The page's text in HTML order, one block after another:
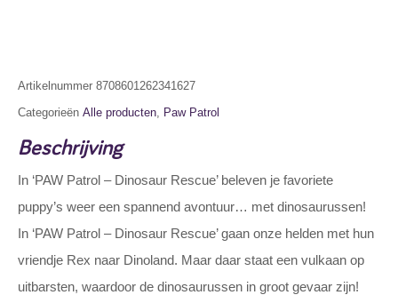
Artikelnummer 8708601262341627
Categorieën Alle producten, Paw Patrol
Beschrijving
In ‘PAW Patrol – Dinosaur Rescue’ beleven je favoriete
puppy’s weer een spannend avontuur… met dinosaurussen!
In ‘PAW Patrol – Dinosaur Rescue’ gaan onze helden met hun
vriendje Rex naar Dinoland. Maar daar staat een vulkaan op
uitbarsten, waardoor de dinosaurussen in groot gevaar zijn!